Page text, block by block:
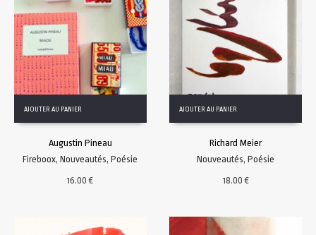
AJOUTER AU PANIER
Augustin Pineau
Fireboox,Nouveautés,Poésie
16.00€
AJOUTER AU PANIER
Richard Meier
Nouveautés,Poésie
18.00€